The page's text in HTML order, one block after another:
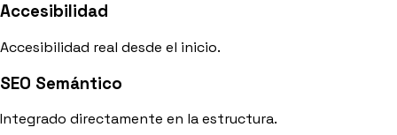
Accesibilidad
Accesibilidad real desde el inicio.
SEO Semántico
Integrado directamente en la estructura.